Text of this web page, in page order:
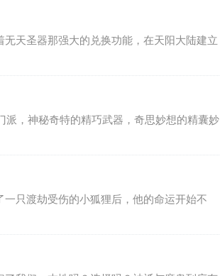
天圣器那强大的兑换功能，在天阳大陆建立
，神秘奇特的精巧武器，奇思妙想的精囊妙
只渡劫受伤的小狐狸后，他的命运开始不